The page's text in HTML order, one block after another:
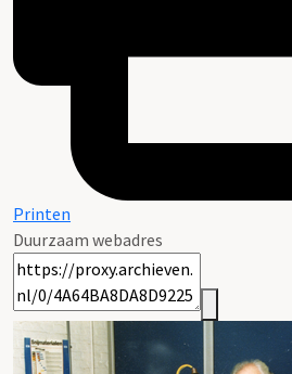
Printen
Duurzaam webadres